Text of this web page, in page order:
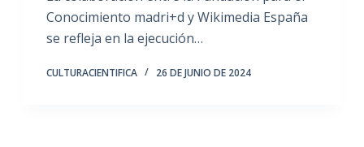
Conocimiento madri+d y Wikimedia España
se refleja en la ejecución…
CULTURACIENTIFICA 26 DE JUNIO DE 2024